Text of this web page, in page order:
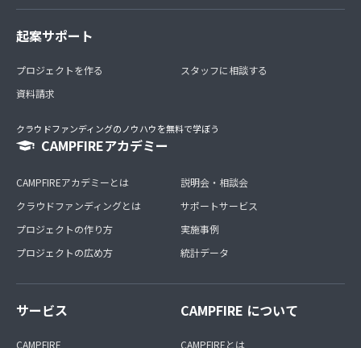
起案サポート
プロジェクトを作る
資料請求
スタッフに相談する
クラウドファンディングのノウハウを無料で学ぼう
CAMPFIREアカデミー
CAMPFIREアカデミーとは
クラウドファンディングとは
プロジェクトの作り方
プロジェクトの広め方
説明会・相談会
サポートサービス
実施事例
統計データ
サービス
CAMPFIRE
CAMPFIRE について
CAMPFIREとは